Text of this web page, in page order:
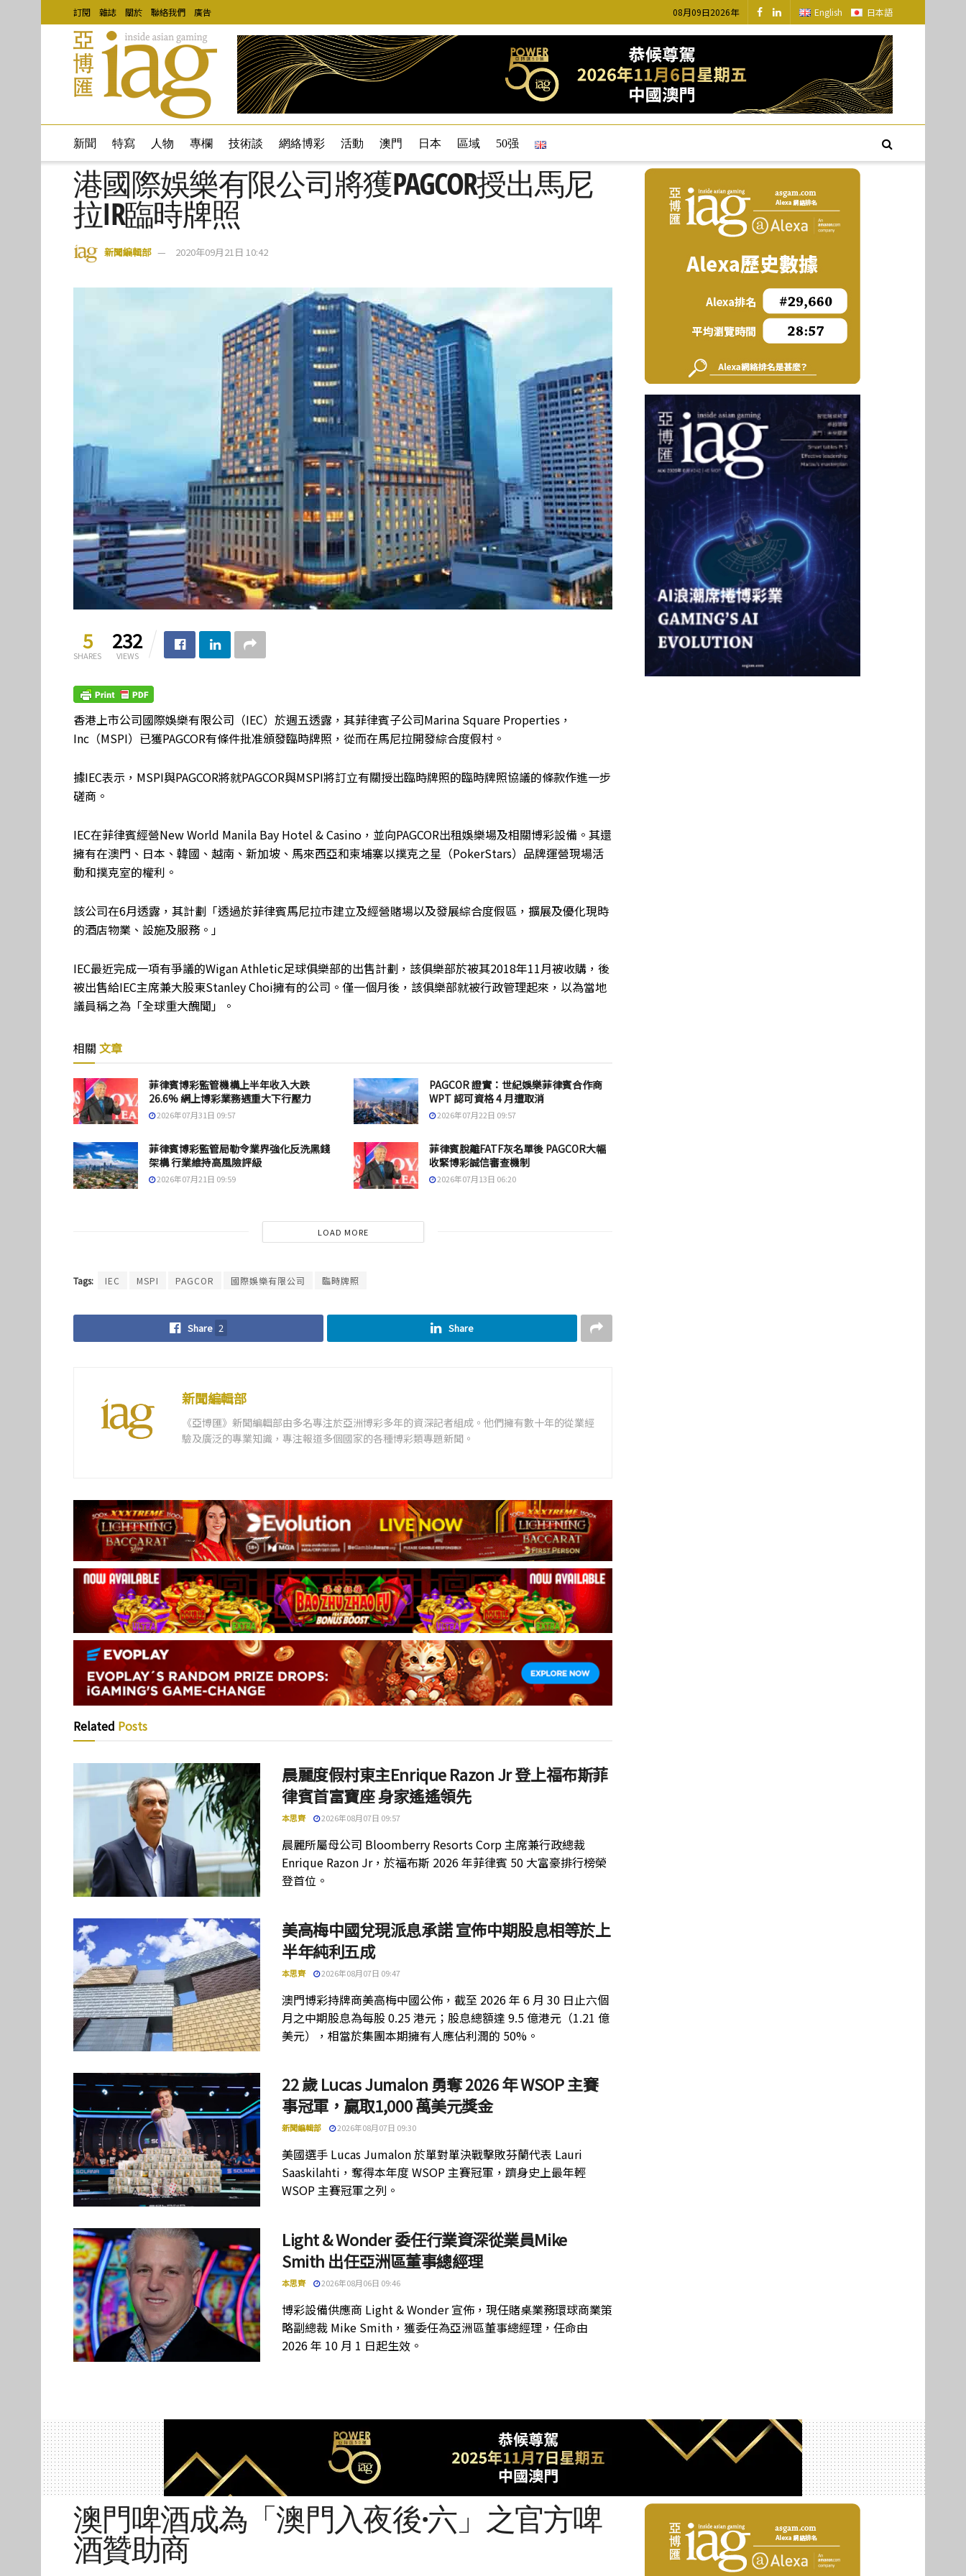
訂閱 雜誌 關於 聯絡我們 廣告 08月09日2026年 English 日本語
新聞 特寫 人物 專欄 技術談 網絡博彩 活動 澳門 日本 區域 50强
港國際娛樂有限公司將獲PAGCOR授出馬尼
拉IR臨時牌照
新聞編輯部 2020年09月21日 10:42
5
SHARES
232
VIEWS
香港上市公司國際娛樂有限公司（IEC）於週五透露，其菲律賓子公司Marina Square Properties，
Inc（MSPI）已獲PAGCOR有條件批准頒發臨時牌照，從而在馬尼拉開發綜合度假村。
據IEC表示，MSPI與PAGCOR將就PAGCOR與MSPI將訂立有關授出臨時牌照的臨時牌照協議的條款作進一步
磋商。
IEC在菲律賓經營New World Manila Bay Hotel & Casino，並向PAGCOR出租娛樂場及相關博彩設備。其還
擁有在澳門、日本、韓國、越南、新加坡、馬來西亞和柬埔寨以撲克之星（PokerStars）品牌運營現場活
動和撲克室的權利。
該公司在6月透露，其計劃「透過於菲律賓馬尼拉市建立及經營賭場以及發展綜合度假區，擴展及優化現時
的酒店物業、設施及服務。」
IEC最近完成一項有爭議的Wigan Athletic足球俱樂部的出售計劃，該俱樂部於被其2018年11月被收購，後
被出售給IEC主席兼大股東Stanley Choi擁有的公司。僅一個月後，該俱樂部就被行政管理起來，以為當地
議員稱之為「全球重大醜聞」。
相關 文章
菲律賓博彩監管機構上半年收入大跌
26.6% 網上博彩業務遇重大下行壓力
2026年07月31日 09:57
PAGCOR 證實：世紀娛樂菲律賓合作商
WPT 認可資格 4 月遭取消
2026年07月22日 09:57
菲律賓博彩監管局勒令業界強化反洗黑錢
架構 行業維持高風險評級
2026年07月21日 09:59
菲律賓脫離FATF灰名單後 PAGCOR大幅
收緊博彩誠信審查機制
2026年07月13日 06:20
LOAD MORE
Tags: IEC MSPI PAGCOR 國際娛樂有限公司 臨時牌照
Share 2 Share
新聞編輯部
《亞博匯》新聞編輯部由多名專注於亞洲博彩多年的資深記者組成。他們擁有數十年的從業經
驗及廣泛的專業知識，專注報道多個國家的各種博彩類專題新聞。
Related Posts
晨麗度假村東主Enrique Razon Jr 登上福布斯菲
律賓首富寶座 身家遙遙領先
本思齊 2026年08月07日 09:57
晨麗所屬母公司 Bloomberry Resorts Corp 主席兼行政總裁
Enrique Razon Jr，於福布斯 2026 年菲律賓 50 大富豪排行榜榮
登首位。
美高梅中國兌現派息承諾 宣佈中期股息相等於上
半年純利五成
本思齊 2026年08月07日 09:47
澳門博彩持牌商美高梅中國公佈，截至 2026 年 6 月 30 日止六個
月之中期股息為每股 0.25 港元；股息總額達 9.5 億港元（1.21 億
美元），相當於集團本期擁有人應佔利潤的 50%。
22 歲 Lucas Jumalon 勇奪 2026 年 WSOP 主賽
事冠軍，贏取1,000 萬美元獎金
新聞編輯部 2026年08月07日 09:30
美國選手 Lucas Jumalon 於單對單決戰擊敗芬蘭代表 Lauri
Saaskilahti，奪得本年度 WSOP 主賽冠軍，躋身史上最年輕
WSOP 主賽冠軍之列。
Light & Wonder 委任行業資深從業員Mike
Smith 出任亞洲區董事總經理
本思齊 2026年08月06日 09:46
博彩設備供應商 Light & Wonder 宣佈，現任賭桌業務環球商業策
略副總裁 Mike Smith，獲委任為亞洲區董事總經理，任命由
2026 年 10 月 1 日起生效。
澳門啤酒成為「澳門入夜後·六」之官方啤
酒贊助商